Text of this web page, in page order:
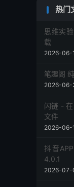
热门
思维实
载
2026-06-
笔趣阁
2026-06-
闪链 -
文件
2026-06-
抖音
4.0.1
2026-07-